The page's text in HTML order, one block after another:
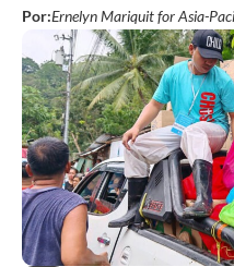
Por:Ernelyn Mariquit for Asia-